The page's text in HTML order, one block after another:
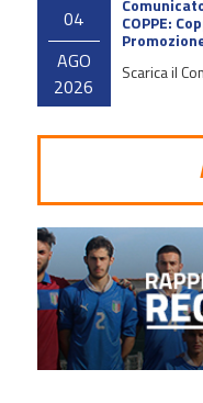
04
AGO
2026
COPPE:
Scarica il